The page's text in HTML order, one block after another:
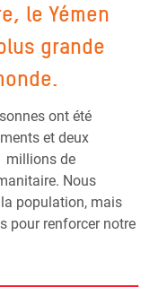
le Yémen
grande
ont été
et deux
millions de
Nous
population, mais
pour renforcer notre